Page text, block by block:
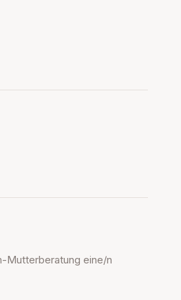
Mutterberatung eine/n